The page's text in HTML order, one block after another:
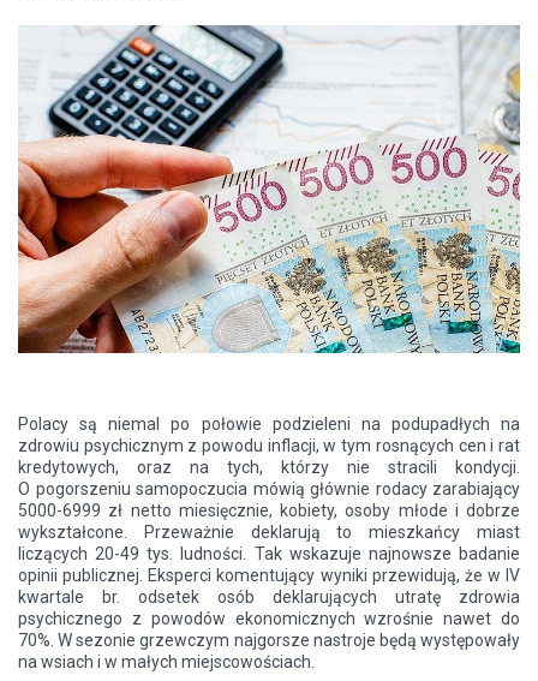
Polacy są niemal po połowie podzieleni na podupadłych na
zdrowiu psychicznym z powodu inflacji, w tym rosnących cen i rat
kredytowych, oraz na tych, którzy nie stracili kondycji.
O pogorszeniu samopoczucia mówią głównie rodacy zarabiający
5000-6999 zł netto miesięcznie, kobiety, osoby młode i dobrze
wykształcone. Przeważnie deklarują to mieszkańcy miast
liczących 20-49 tys. ludności. Tak wskazuje najnowsze badanie
opinii publicznej. Eksperci komentujący wyniki przewidują, że w IV
kwartale br. odsetek osób deklarujących utratę zdrowia
psychicznego z powodów ekonomicznych wzrośnie nawet do
70%. W sezonie grzewczym najgorsze nastroje będą występowały
na wsiach i w małych miejscowościach.